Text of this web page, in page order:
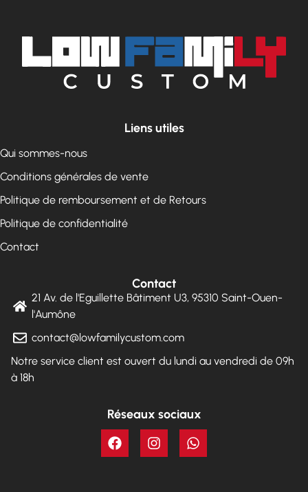
Liens utiles
Qui sommes-nous
Conditions générales de vente
Politique de remboursement et de Retours
Politique de confidentialité
Contact
Contact
21 Av. de l'Eguillette Bâtiment U3, 95310 Saint-Ouen-
l'Aumône
contact@lowfamilycustom.com
Notre service client est ouvert du lundi au vendredi de 09h
à 18h
Réseaux sociaux